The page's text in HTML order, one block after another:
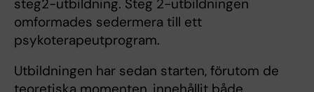
steg2-utbildning. Steg 2-utbildningen
omformades sedermera till ett
psykoterapeutprogram.
Utbildningen har sedan starten, förutom de